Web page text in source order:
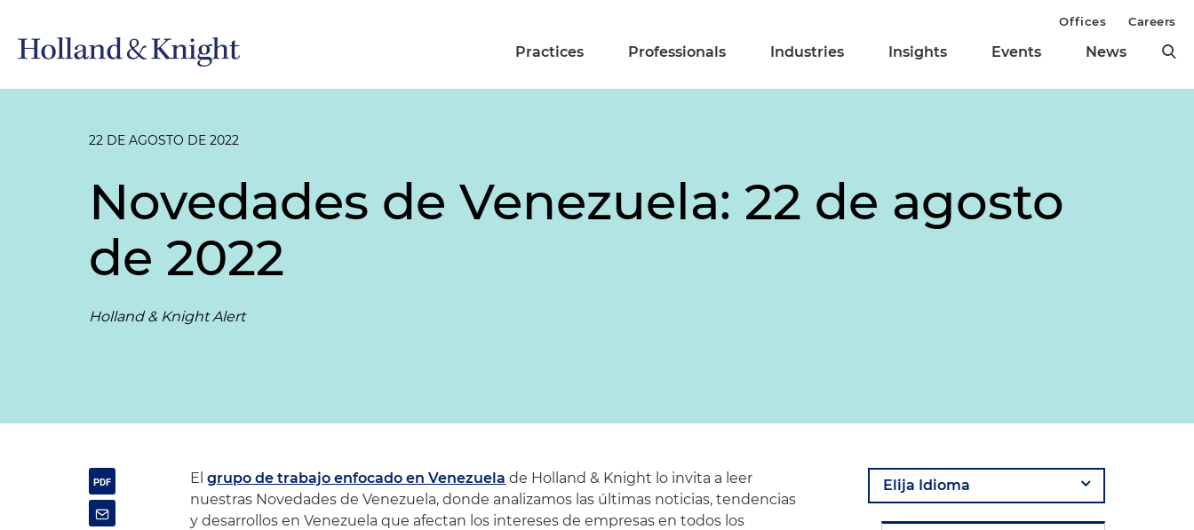
Practices Professionals Industries Insights Events News
Offices Careers
22 DE AGOSTO DE 2022
Novedades de Venezuela: 22 de agosto
de 2022
Holland & Knight Alert
Elgrupo de trabajo enfocado en Venezuela de Holland & Knight lo invita a leer
nuestras Novedades de Venezuela, donde analizamos las últimas noticias, tendencias
y desarrollos en Venezuela que afectan los intereses de empresas en todos los